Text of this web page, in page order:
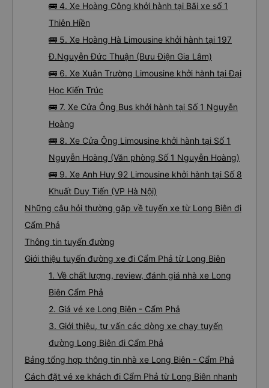
🚌 4. Xe Hoàng Công khởi hành tại Bãi xe số 1
Thiên Hiền
🚌 5. Xe Hoàng Hà Limousine khởi hành tại 197
Đ.Nguyễn Đức Thuận (Bưu Điện Gia Lâm)
🚌 6. Xe Xuân Trường Limousine khởi hành tại Đại
Học Kiến Trúc
🚌 7. Xe Cửa Ông Bus khởi hành tại Số 1 Nguyễn
Hoàng
🚌 8. Xe Cửa Ông Limousine khởi hành tại Số 1
Nguyễn Hoàng (Văn phòng Số 1 Nguyễn Hoàng)
🚌 9. Xe Anh Huy 92 Limousine khởi hành tại Số 8
Khuất Duy Tiến (VP Hà Nội)
Những câu hỏi thường gặp về tuyến xe từ Long Biên đi
Cẩm Phả
Thông tin tuyến đường
Giới thiệu tuyến đường xe đi Cẩm Phả từ Long Biên
1. Về chất lượng, review, đánh giá nhà xe Long
Biên Cẩm Phả
2. Giá vé xe Long Biên - Cẩm Phả
3. Giới thiệu, tư vấn các dòng xe chạy tuyến
đường Long Biên đi Cẩm Phả
Bảng tổng hợp thông tin nhà xe Long Biên - Cẩm Phả
Cách đặt vé xe khách đi Cẩm Phả từ Long Biên nhanh